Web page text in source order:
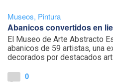
Museos, Pintura
Abanicos convertidos en
El Museo de Arte Abstracto
abanicos de 59 artistas, una
decorados por destacados
0